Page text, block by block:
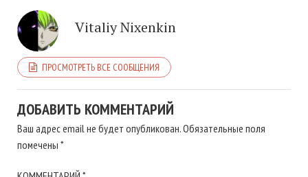
Vitaliy Nixenkin
ПРОСМОТРЕТЬ ВСЕ СООБЩЕНИЯ
ДОБАВИТЬ КОММЕНТАРИЙ
Ваш адрес email не будет опубликован.Обязательные поля
помечены *